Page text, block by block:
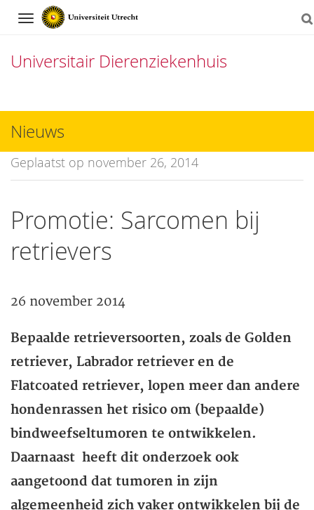
Navigation
Universitair Dierenziekenhuis
naar
inhoud
Nieuws
Geplaatst op november 26, 2014
Promotie: Sarcomen bij
retrievers
26 november 2014
Bepaalde retrieversoorten, zoals de Golden
retriever, Labrador retriever en de
Flatcoated retriever, lopen meer dan andere
hondenrassen het risico om (bepaalde)
bindweefseltumoren te ontwikkelen.
Daarnaast heeft dit onderzoek ook
aangetoond dat tumoren in zijn
algemeenheid zich vaker ontwikkelen bij de